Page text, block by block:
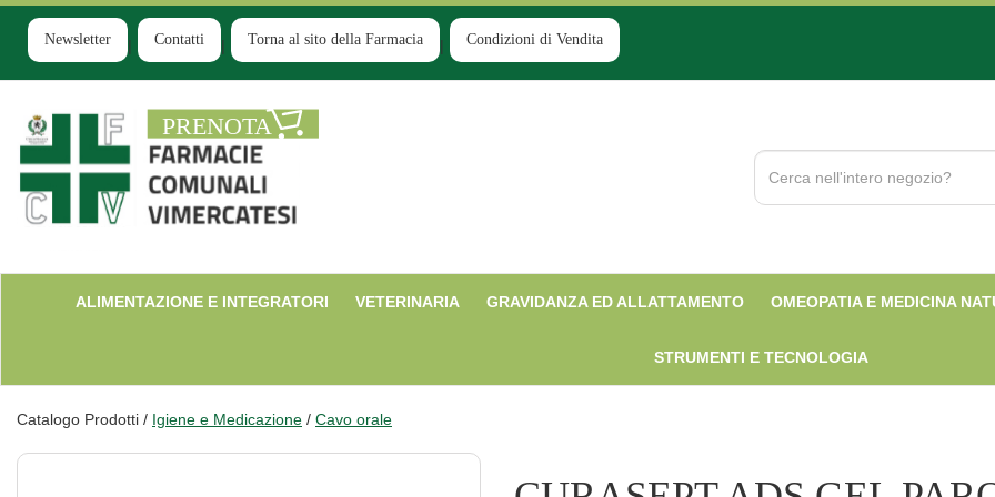
Passa
contenuto
principale
Newsletter Contatti Torna al sito della Farmacia Condizioni di Vendita
Farmacia
Comunale
Cerca
Prodotto
ALIMENTAZIONE E INTEGRATORI VETERINARIA GRAVIDANZA ED ALLATTAMENTO OMEOPATIA E MEDICINA
STRUMENTI E TECNOLOGIA
Catalogo Prodotti / Igiene e Medicazione / Cavo orale